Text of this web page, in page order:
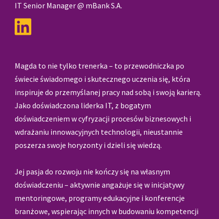
IT Senior Manager @ mBank S.A.
Magda to nie tylko trenerka – to przewodniczka po
świecie świadomego i skutecznego uczenia się, która
inspiruje do przemyślanej pracy nad sobą i swoją karierą.
Jako doświadczona liderka IT, z bogatym
doświadczeniem w cyfryzacji procesów biznesowych i
wdrażaniu innowacyjnych technologii, nieustannie
poszerza swoje horyzonty i dzieli się wiedzą.
Jej pasja do rozwoju nie kończy się na własnym
doświadczeniu – aktywnie angażuje się w inicjatywy
mentoringowe, programy edukacyjne i konferencje
branżowe, wspierając innych w budowaniu kompetencji